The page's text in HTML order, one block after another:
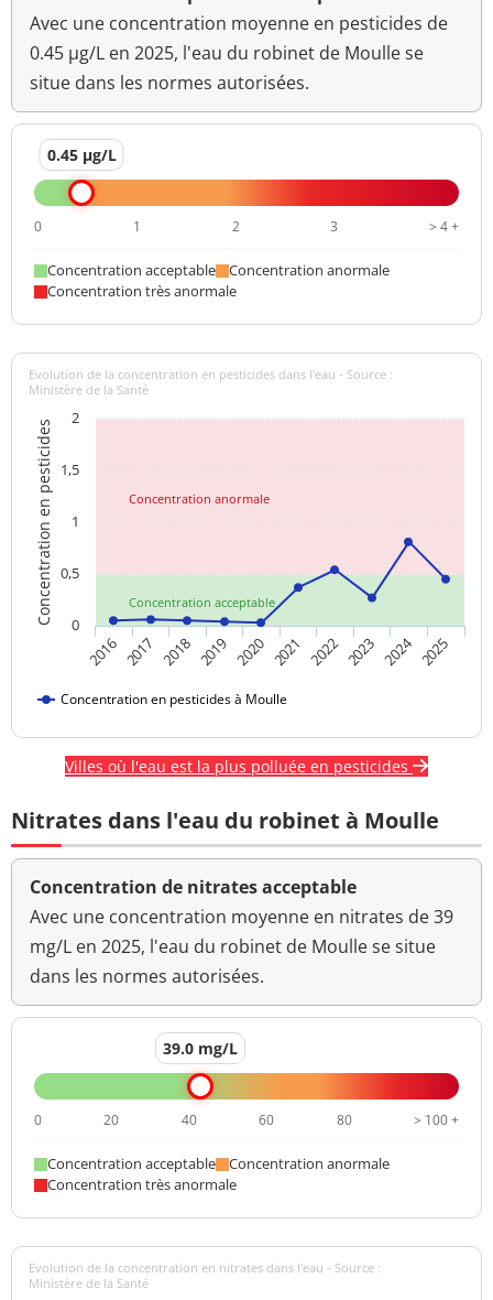
Avec une concentration moyenne en pesticides de
0.45 µg/L en 2025, l'eau du robinet de Moulle se
situe dans les normes autorisées.
0.45 µg/L
0 1 2 3 > 4 +
Concentration acceptable
Concentration anormale
Concentration très anormale
Concentration acceptable
Concentration anormale
Concentration en pesticides
Evolution de la concentration en pesticides dans l'eau - Source :
Ministère de la Santé
Concentration en pesticides à Moulle
2016 2017 2018 2019 2020 2021 2022 2023 2024 2025
0
0,5
1
1,5
2
Villes où l'eau est la plus polluée en pesticides
Nitrates dans l'eau du robinet à Moulle
Concentration de nitrates acceptable
Avec une concentration moyenne en nitrates de 39
mg/L en 2025, l'eau du robinet de Moulle se situe
dans les normes autorisées.
39.0 mg/L
0 20 40 60 80 > 100 +
Concentration acceptable
Concentration anormale
Concentration très anormale
Evolution de la concentration en nitrates dans l'eau - Source :
Ministère de la Santé